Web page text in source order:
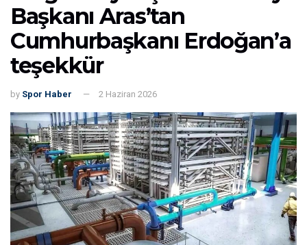
Başkanı Aras’tan
Cumhurbaşkanı Erdoğan’a
teşekkür
by Spor Haber 2 Haziran 2026